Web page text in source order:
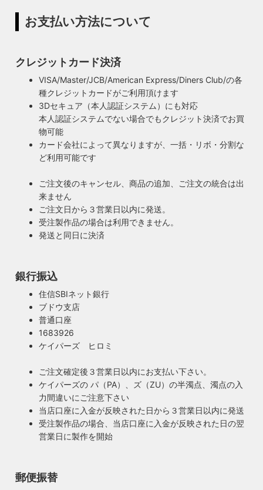
います。
◆もっと詳しく見る
暮らしを照らす名脇役・こだわりのヴィンテー
ジスタイル
照明は暮らしの名脇役！メインのスーツが良いのに、靴や時
計がダサいとイマイチ決まらない。住宅や店舗も同じく照明
がダサいだけでせっかくの良い建築やインテリアも台無しで
のインテリアや工業製品の重厚感やゴージャスさ。それでい
て飽きの来ない無垢さや素朴さを追求したヴィンテージスタ
イルでの提案にこだわっています。
◆もっと詳しく見る
お愛され続けるソケットを使用しています。
安心のPSE適合照明・電気用品安全法の遵守
ハイロミドットコムで販売する照明は１点残らずPSE検査に
合格した照明です。製造後や出荷前に検査を行うため、当店
のオリジナル照明はもちろん、アンティークやヴィンテージ
の古い照明も安心してお使い頂けます。当店は製造事業者と
して近畿経済産業局へ特定電気用品以外の電気用品の製造事
お支払い方法について
クレジットカード決済
VISA/Master/JCB/American Express/Diners Club/の各
種クレジットカードがご利用頂けます
3Dセキュア（本人認証システム）にも対応
本人認証システムでない場合でもクレジット決済でお買
物可能
カード会社によって異なりますが、一括・リボ・分割な
ど利用可能です
ご注文後のキャンセル、商品の追加、ご注文の統合は出
来ません
ご注文日から３営業日以内に発送。
受注製作品の場合は利用できません。
発送と同日に決済
銀行振込
住信SBIネット銀行
ブドウ支店
普通口座
1683926
ケイパーズ ヒロミ
ご注文確定後３営業日以内にお支払い下さい。
ケイパーズの パ（PA）、ズ（ZU）の半濁点、濁点の入
力間違いにご注意下さい
当店口座に入金が反映された日から３営業日以内に発送
受注製作品の場合、当店口座に入金が反映された日の翌
営業日に製作を開始
郵便振替